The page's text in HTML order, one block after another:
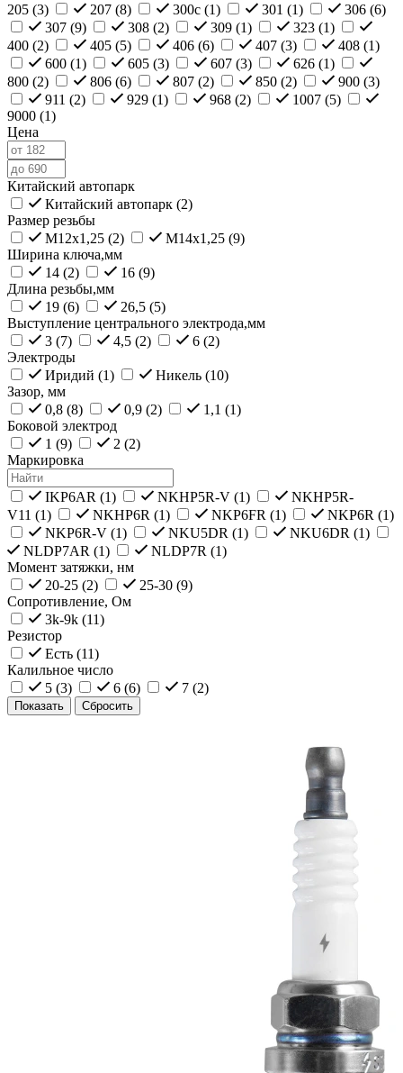
205 (3) 207 (8) 300c (1) 301 (1) 306 (6)
307 (9) 308 (2) 309 (1) 323 (1)
400 (2) 405 (5) 406 (6) 407 (3) 408 (1)
600 (1) 605 (3) 607 (3) 626 (1)
800 (2) 806 (6) 807 (2) 850 (2) 900 (3)
911 (2) 929 (1) 968 (2) 1007 (5)
9000 (1)
Цена
Китайский автопарк
Китайский автопарк (2)
Размер резьбы
M12x1,25 (2) M14x1,25 (9)
Ширина ключа,мм
14 (2) 16 (9)
Длина резьбы,мм
19 (6) 26,5 (5)
Выступление центрального электрода,мм
3 (7) 4,5 (2) 6 (2)
Электроды
Иридий (1) Никель (10)
Зазор, мм
0,8 (8) 0,9 (2) 1,1 (1)
Боковой электрод
1 (9) 2 (2)
Маркировка
IKP6AR (1) NKHP5R-V (1)
NKHP5R-
V11 (1) NKHP6R (1) NKP6FR (1) NKP6R (1)
NKP6R-V (1) NKU5DR (1) NKU6DR (1)
NLDP7AR (1) NLDP7R (1)
Момент затяжки, нм
20-25 (2) 25-30 (9)
Сопротивление, Ом
3k-9k (11)
Резистор
Есть (11)
Калильное число
5 (3) 6 (6) 7 (2)